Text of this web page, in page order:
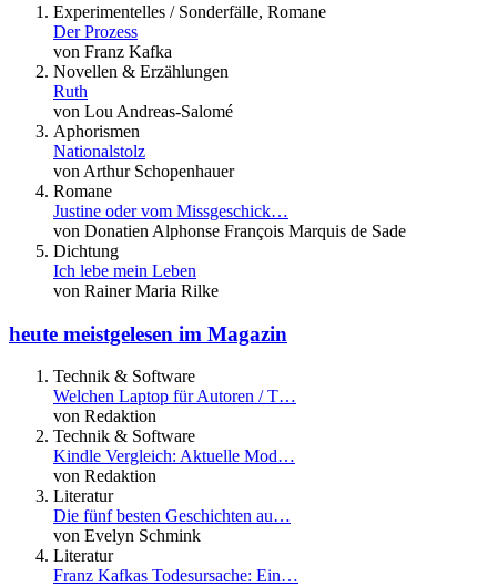
Experimentelles / Sonderfälle, Romane
Der Prozess
von Franz Kafka
Novellen & Erzählungen
Ruth
von Lou Andreas-Salomé
Aphorismen
Nationalstolz
von Arthur Schopenhauer
Romane
Justine oder vom Missgeschick…
von Donatien Alphonse François Marquis de Sade
Dichtung
Ich lebe mein Leben
von Rainer Maria Rilke
heute meistgelesen im Magazin
Technik & Software
Welchen Laptop für Autoren / T…
von Redaktion
Technik & Software
Kindle Vergleich: Aktuelle Mod…
von Redaktion
Literatur
Die fünf besten Geschichten au…
von Evelyn Schmink
Literatur
Franz Kafkas Todesursache: Ein…